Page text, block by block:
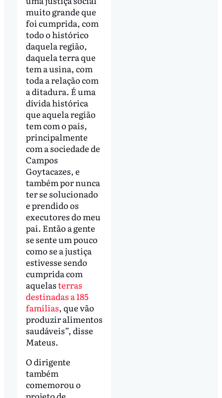
muito grande que
foi cumprida, com
todo o histórico
daquela região,
daquela terra que
tem a usina, com
toda a relação com
a ditadura. É uma
dívida histórica
que aquela região
tem com o país,
principalmente
com a sociedade de
Campos
Goytacazes, e
também por nunca
ter se solucionado
e prendido os
executores do meu
pai. Então a gente
se sente um pouco
como se a justiça
estivesse sendo
cumprida com
aquelasterras
destinadas a 185
famílias, que vão
produzir alimentos
saudáveis”, disse
Mateus.
O dirigente
também
comemorou o